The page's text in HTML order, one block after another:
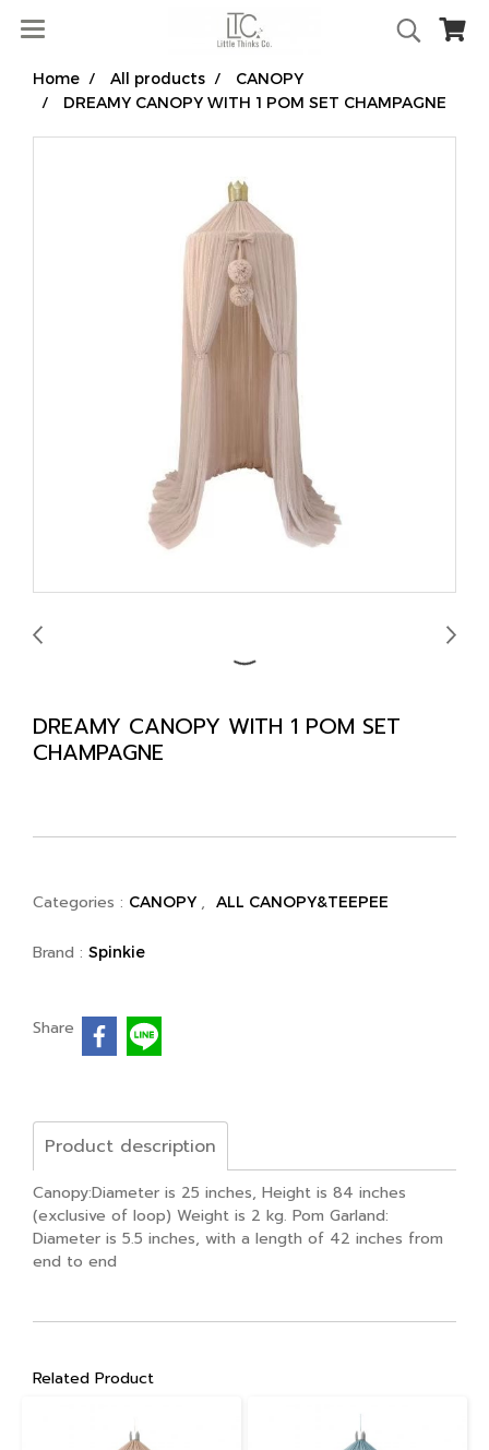
Home All products
CANOPY
DREAMY CANOPY WITH 1 POM SET CHAMPAGNE
DREAMY CANOPY WITH 1 POM SET
CHAMPAGNE
Categories : CANOPY , ALL CANOPY&TEEPEE
Brand : Spinkie
Share
Product description
Canopy:Diameter is 25 inches, Height is 84 inches
(exclusive of loop) Weight is 2 kg. Pom Garland:
Diameter is 5.5 inches, with a length of 42 inches from
end to end
Related Product